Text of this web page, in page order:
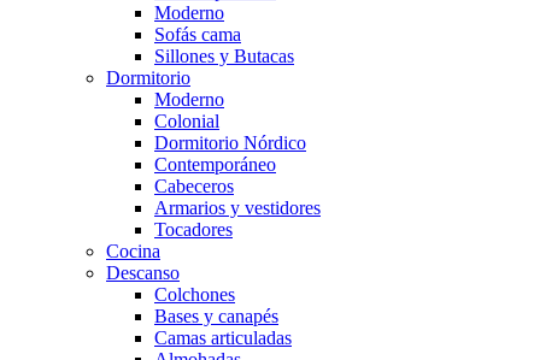
Moderno
Sofás cama
Sillones y Butacas
Dormitorio
Moderno
Colonial
Dormitorio Nórdico
Contemporáneo
Cabeceros
Armarios y vestidores
Tocadores
Cocina
Descanso
Colchones
Bases y canapés
Camas articuladas